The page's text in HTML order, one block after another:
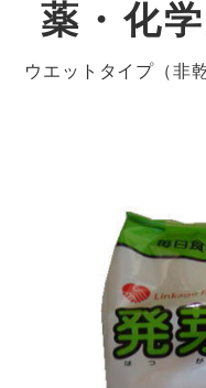
薬・化
ウエットタイプ（非